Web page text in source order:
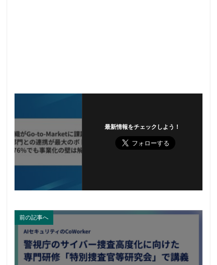
最新情報をチェックしよう！
前の記事へ